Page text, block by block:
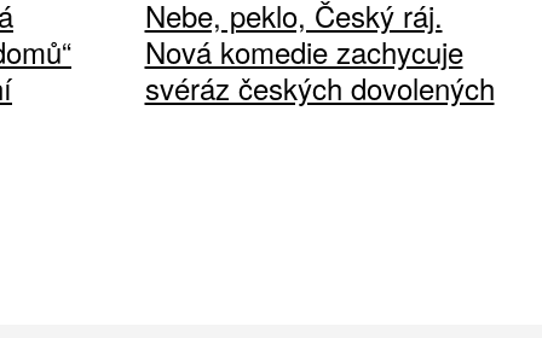
Nebe, peklo, Český ráj.
Nová komedie zachycuje
svéráz českých dovolených